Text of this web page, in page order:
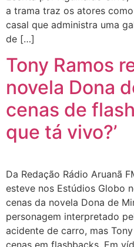
a trama traz os atores
casal que administra uma
de […]
Tony Ramos
novela Dona
cenas de
que tá vivo?’
Da Redação Rádio Aruanã
esteve nos Estúdios Globo
cenas da novela Dona de
personagem interpretado
acidente de carro, mas